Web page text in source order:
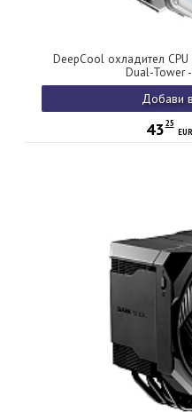
DeepCool охладител CPU
Dual-Tower
Добави
43 25
EUR